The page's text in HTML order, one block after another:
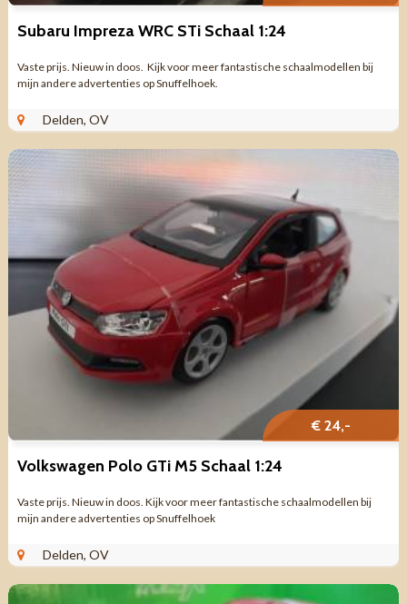
Subaru Impreza WRC STi Schaal 1:24
Vaste prijs. Nieuw in doos. Kijk voor meer fantastische schaalmodellen bij
mijn andere advertenties op Snuffelhoek.
Delden, OV
€ 24,-
Volkswagen Polo GTi M5 Schaal 1:24
Vaste prijs. Nieuw in doos. Kijk voor meer fantastische schaalmodellen bij
mijn andere advertenties op Snuffelhoek
Delden, OV